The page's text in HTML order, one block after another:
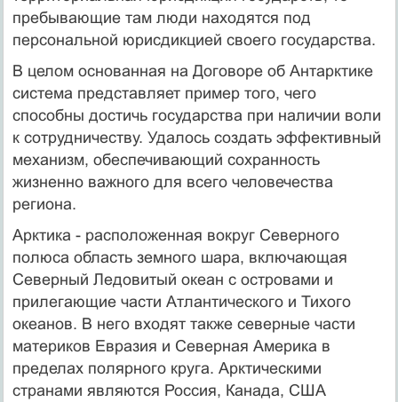
пребывающие там люди находятся под
персональной юрисдикцией своего государства.
В целом основанная на Договоре об Антарктике
система представляет пример того, чего
способны достичь государства при наличии воли
к сотрудничеству. Удалось создать эффективный
механизм, обеспечивающий сохранность
жизненно важного для всего человечества
региона.
Арктика - расположенная вокруг Северного
полюса область земного шара, включающая
Северный Ледовитый океан с островами и
прилегающие части Атлантического и Тихого
океанов. В него входят также северные части
материков Евразия и Северная Америка в
пределах полярного круга. Арктическими
странами являются Россия, Канада, США